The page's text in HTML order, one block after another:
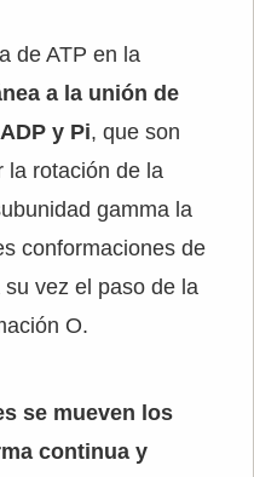
de ATP en la
a la unión de
y Pi, que son
la rotación de la
gamma la
conformaciones de
vez el paso de la
O.
se mueven los
continua y